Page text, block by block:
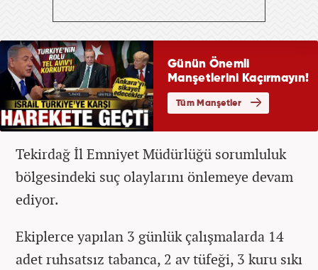
Tekirdağ İl Emniyet Müdürlüğü sorumluluk
bölgesindeki suç olaylarını önlemeye devam
ediyor.
Ekiplerce yapılan 3 günlük çalışmalarda 14
adet ruhsatsız tabanca, 2 av tüfeği, 3 kuru sıkı